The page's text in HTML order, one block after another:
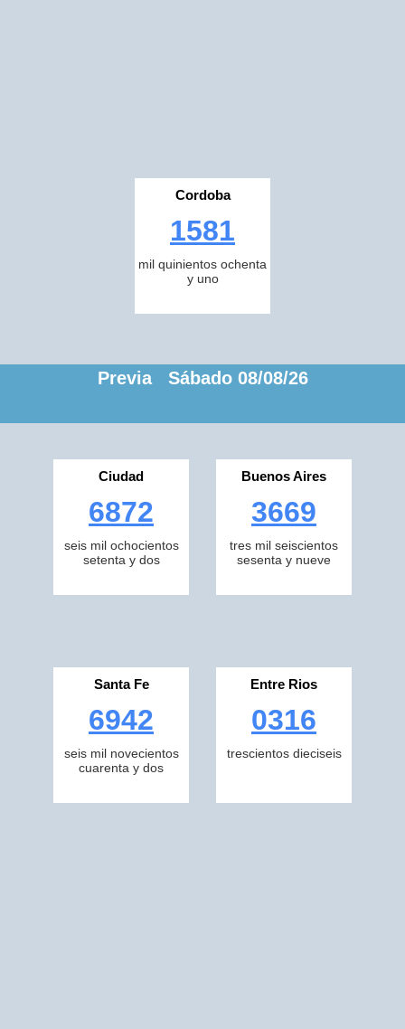
Cordoba
1581
mil quinientos ochenta
y uno
Previa Sábado 08/08/26
Ciudad
6872
seis mil ochocientos
setenta y dos
Buenos Aires
3669
tres mil seiscientos
sesenta y nueve
Santa Fe
6942
seis mil novecientos
cuarenta y dos
Entre Rios
0316
trescientos dieciseis